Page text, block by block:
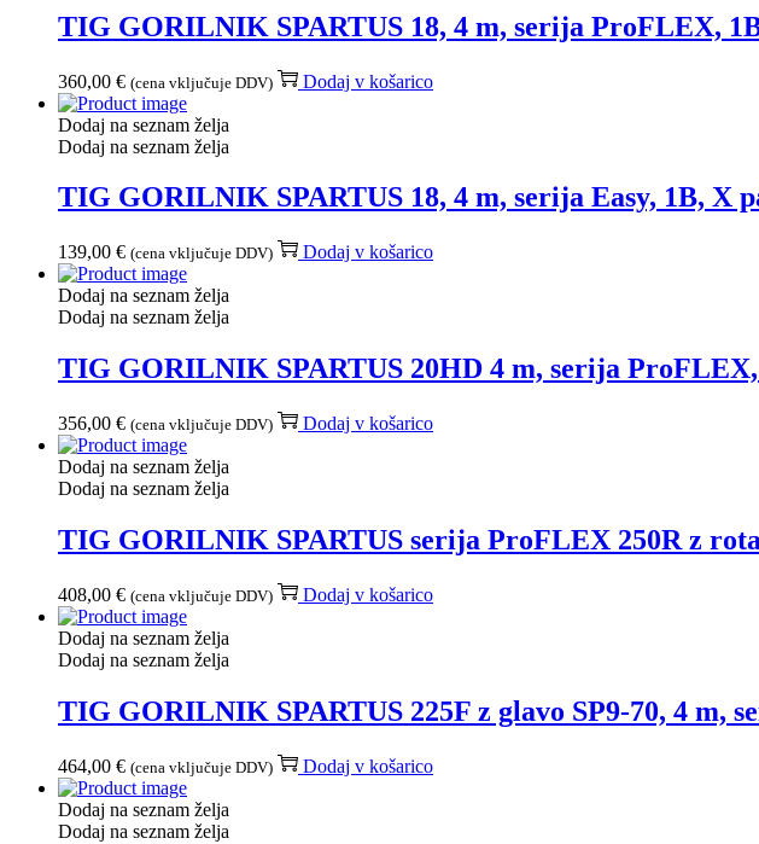
TIG GORILNIK SPARTUS 18, 4 m, serija ProFLEX,
360,00 € (cena vključuje DDV) Dodaj v košarico
Dodaj na seznam želja
Dodaj na seznam želja
TIG GORILNIK SPARTUS 18, 4 m, serija Easy, 1B, X
139,00 € (cena vključuje DDV) Dodaj v košarico
Dodaj na seznam želja
Dodaj na seznam želja
TIG GORILNIK SPARTUS 20HD 4 m, serija ProFLEX,
356,00 € (cena vključuje DDV) Dodaj v košarico
Dodaj na seznam želja
Dodaj na seznam želja
TIG GORILNIK SPARTUS serija ProFLEX 250R z
408,00 € (cena vključuje DDV) Dodaj v košarico
Dodaj na seznam želja
Dodaj na seznam želja
TIG GORILNIK SPARTUS 225F z glavo SP9-70, 4 m,
464,00 € (cena vključuje DDV) Dodaj v košarico
Dodaj na seznam želja
Dodaj na seznam želja